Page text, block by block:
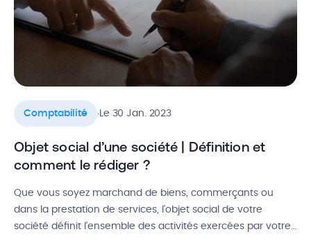
Comptabilité Le 30 Jan. 2023
Objet social d’une société | Définition et
comment le rédiger ?
Que vous soyez marchand de biens, commerçants ou
dans la prestation de services, l’objet social de votre
société définit l’ensemble des activités exercées par votre